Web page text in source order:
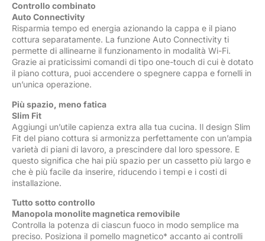
Controllo combinato
Auto Connectivity
Risparmia tempo ed energia azionando la cappa e il piano
cottura separatamente. La funzione Auto Connectivity ti
permette di allinearne il funzionamento in modalità Wi-Fi.
Grazie ai praticissimi comandi di tipo one-touch di cui è dotato
il piano cottura, puoi accendere o spegnere cappa e fornelli in
un’unica operazione.
Più spazio, meno fatica
Slim Fit
Aggiungi un’utile capienza extra alla tua cucina. Il design Slim
Fit del piano cottura si armonizza perfettamente con un’ampia
varietà di piani di lavoro, a prescindere dal loro spessore. E
questo significa che hai più spazio per un cassetto più largo e
che è più facile da inserire, riducendo i tempi e i costi di
installazione.
Tutto sotto controllo
Manopola monolite magnetica removibile
Controlla la potenza di ciascun fuoco in modo semplice ma
preciso. Posiziona il pomello magnetico* accanto ai controlli